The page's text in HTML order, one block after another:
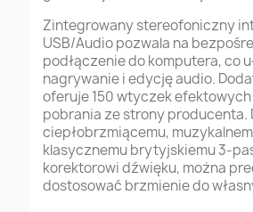
Zintegrowany stereofoniczny
USB/Audio pozwala na
podłączenie do komputera, co
nagrywanie i edycję audio.
oferuje 150 wtyczek
pobrania ze strony producenta.
ciepłobrzmiącemu,
klasycznemu brytyjskiemu 3-
korektorowi dźwięku, można
dostosować brzmienie do